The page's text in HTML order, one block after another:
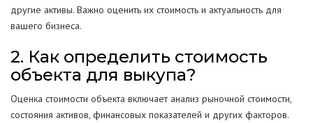
другие активы. Важно оценить их стоимость и актуальность для
вашего бизнеса.
2. Как определить стоимость
объекта для выкупа?
Оценка стоимости объекта включает анализ рыночной стоимости,
состояния активов, финансовых показателей и других факторов.